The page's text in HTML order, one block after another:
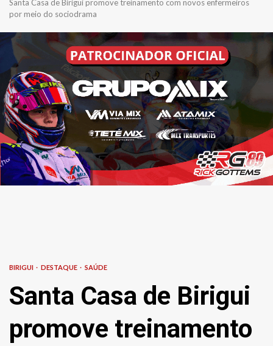
Santa Casa de Birigui promove treinamento com novos enfermeiros
por meio do sociodrama
BIRIGUI DESTAQUE SAÚDE
Santa Casa de Birigui
promove treinamento